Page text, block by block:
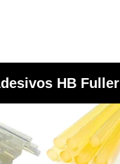
HB Fuller